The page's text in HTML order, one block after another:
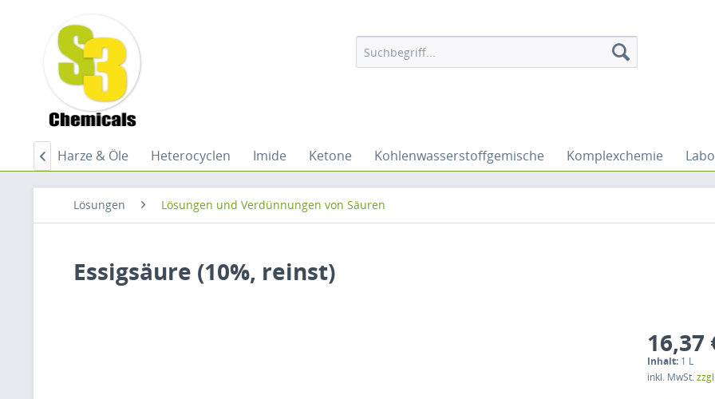
Harze & Öle Heterocyclen Imide Ketone Kohlenwasserstoffgemische Komplexchemie

Lösungen Lösungen und Verdünnungen von Säuren
Essigsäure (10%, reinst)
16,37
Inhalt: 1 L
inkl. MwSt.